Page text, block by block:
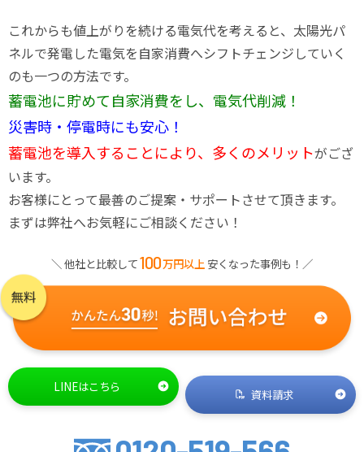
これからも値上がりを続ける電気代を考えると、太陽光パ
ネルで発電した電気を自家消費へシフトチェンジしていく
のも一つの方法です。
蓄電池に貯めて自家消費をし、電気代削減！
災害時・停電時にも安心！
蓄電池を導入することにより、多くのメリットがござ
います。
お客様にとって最善のご提案・サポートさせて頂きます。
まずは弊社へお気軽にご相談ください！
＼ 他社と比較して100万円以上 安くなった事例も！／
LINEはこちら 資料請求